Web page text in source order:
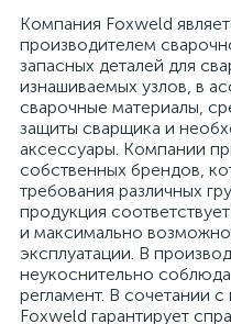
Компания Foxweld
производителем
запасных деталей для
изнашиваемых узлов, в
сварочные материалы,
защиты сварщика и
аксессуары. Компании
собственных брендов,
требования различных
продукция
и максимально
эксплуатации. В
неукоснительно
регламент. В сочетании
Foxweld гарантирует